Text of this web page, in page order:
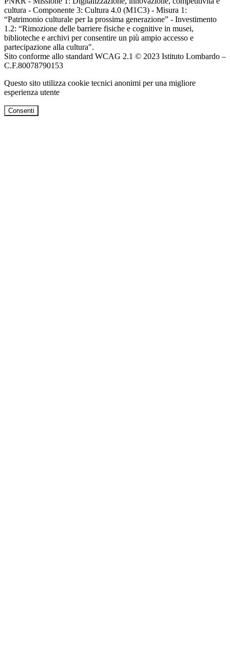
cultura - Componente 3: Cultura 4.0 (M1C3) - Misura 1:
“Patrimonio culturale per la prossima generazione” - Investimento
1.2: “Rimozione delle barriere fisiche e cognitive in musei,
biblioteche e archivi per consentire un più ampio accesso e
partecipazione alla cultura".
Sito conforme allo standard WCAG 2.1 © 2023 Istituto Lombardo –
C.F.80078790153
Questo sito utilizza cookie tecnici anonimi per una migliore
esperienza utente
Consenti